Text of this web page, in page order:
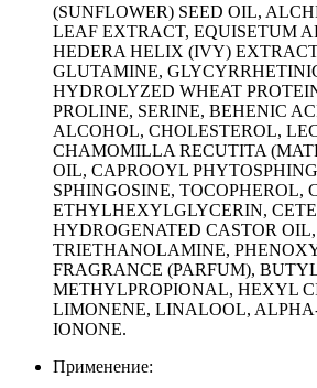
(SUNFLOWER) SEED OIL,
LEAF EXTRACT, EQUISETUM
HEDERA HELIX (IVY)
GLUTAMINE,
HYDROLYZED WHEAT
PROLINE, SERINE, BEHENIC
ALCOHOL, CHOLESTEROL,
CHAMOMILLA RECUTITA
OIL, CAPROOYL
SPHINGOSINE, TOCOPHEROL,
ETHYLHEXYLGLYCERIN,
HYDROGENATED CASTOR
TRIETHANOLAMINE,
FRAGRANCE (PARFUM),
METHYLPROPIONAL, HEXYL
LIMONENE, LINALOOL,
IONONE.
Применение: